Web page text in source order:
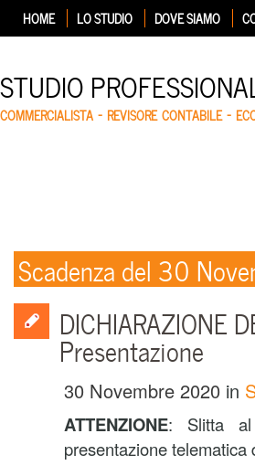
HOME LO STUDIO DOVE SIAMO
STUDIO
COMMERCIALISTA – REVISORE CONTABILE –
Scadenza del 30
DICHIARAZIONE
Presentazione
30 Novembre 2020 in
ATTENZIONE: Slitta al
presentazione